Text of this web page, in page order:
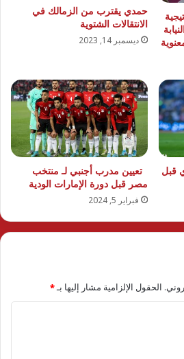
حمدي يقترب من الزمالك في
الانتقالات الشتوية
ديسمبر 14, 2023
قبل
تعيين مدرب أجنبي لـ منتخب
مصر قبل دورة الإمارات الودية
فبراير 5, 2024
الحقول الإلزامية مشار إليها بـ*